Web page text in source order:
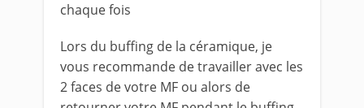
chaque fois
Lors du buffing de la céramique, je
vous recommande de travailler avec les
2 faces de votre MF ou alors de